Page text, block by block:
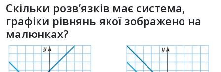
Скільки розв’язків має система,
графіки рівнянь якої зображено на
малюнках?